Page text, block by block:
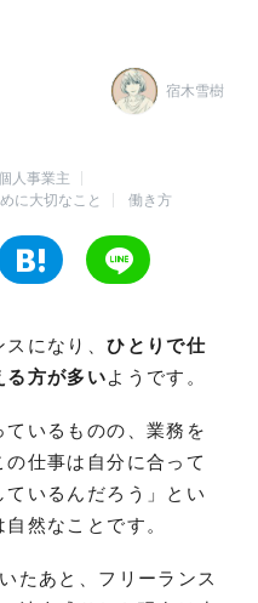
宿木雪樹
人事業主
に大切なこと
働き方
スになり、ひとりで仕
る方が多いようです。
いるものの、業務を
仕事は自分に合って
いるんだろう」とい
然なことです。
たあと、フリーランス